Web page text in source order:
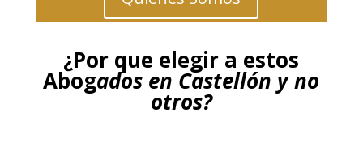
¿Por que elegir a estos
Abogados en Castellón y no
otros?